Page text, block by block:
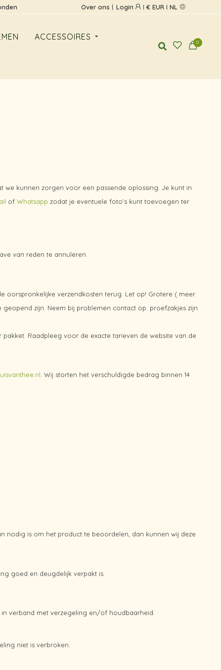
Over ons Login € EUR NL
ACCESSOIRES
0
we kunnen zorgen voor een passende oplossing. Je kunt in
of Whatsapp zodat je eventuele foto's kunt toevoegen ter
van reden te annuleren.
oorspronkelijke verzendkosten terug. Let op! Grotere ( meer
zijn. Neem bij problemen contact op. proefzakjes zijn
Raadpleeg voor de exacte tarieven de website van de
. Wij storten het verschuldigde bedrag binnen 14
nodig is om het product te beoordelen, dan kunnen wij deze
goed en deugdelijk verpakt is.
verband met verzegeling en/of houdbaarheid.
niet is verbroken.